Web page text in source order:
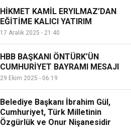
HİKMET KAMİL ERYILMAZ’DAN
EĞİTİME KALICI YATIRIM
17 Aralık 2025 - 21:40
HBB BAŞKANI ÖNTÜRK’ÜN
CUMHURİYET BAYRAMI MESAJI
29 Ekim 2025 - 06:19
Belediye Başkanı İbrahim Gül,
Cumhuriyet, Türk Milletinin
Özgürlük ve Onur Nişanesidir